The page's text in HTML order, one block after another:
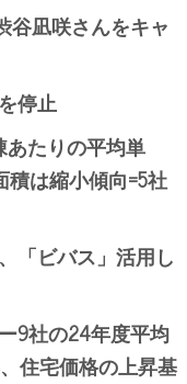
谷凪咲さんをキャ
停止
あたりの平均単
は縮小傾向=5社
「ビバス」活用し
9社の24年度平均
住宅価格の上昇基